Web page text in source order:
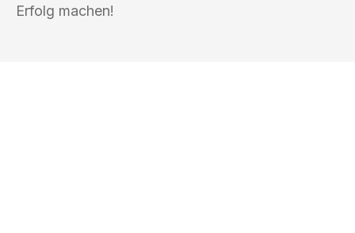
Erfolg machen!